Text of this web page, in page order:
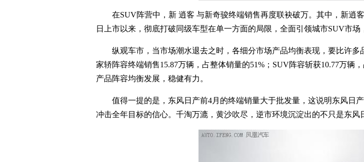
在SUV阵营中，新 逍客 与新奇骏终端销售再度联袂破万。其中，新逍客
日上市以来，彻底打破同级车型在单一方面的局限，全面引领城市SUV市场
纵观车市，当市场潮水退去之时，各细分市场产品均衡表现，要比许多
家轿阵容终端销售15.87万辆，占整体销量的51%；SUV阵容斩获10.77万辆
产品阵容均衡发展，稳健有力。
值得一提的是，东风日产前4月的终端销量大于批发量，这说明东风日
冲击全年目标的信心。千淘万漉，黄沙吹尽，逆市环境沉淀出的不只是东